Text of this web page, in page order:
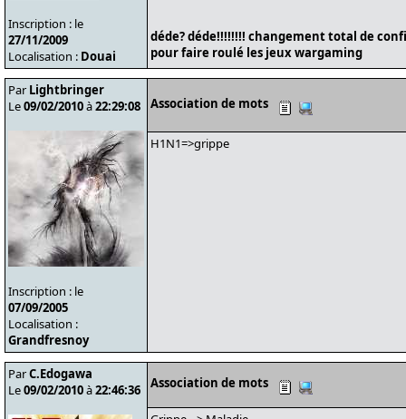
Inscription : le
27/11/2009
Localisation : Douai
déde? déde!!!!!!!! changement total de
pour faire roulé les jeux wargaming
Par Lightbringer
Le09/02/2010à22:29:08
Inscription : le
07/09/2005
Localisation :
Grandfresnoy
Association de mots
H1N1=>grippe
ParC.Edogawa
Le09/02/2010à22:46:36 Association de mots